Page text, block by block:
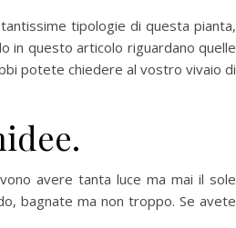
tipologie di questa pianta,
in questo articolo riguardano quelle
potete chiedere al vostro vivaio di
avere tanta luce ma mai il sole
bagnate ma non troppo. Se avete